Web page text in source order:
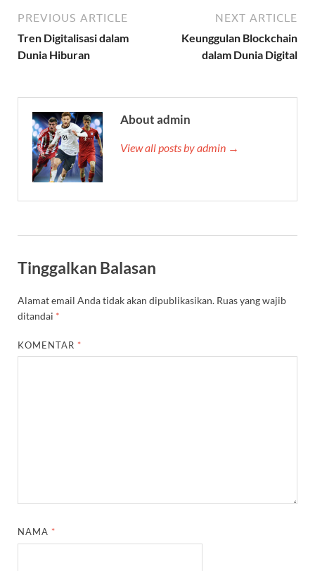
PREVIOUS ARTICLE
Tren Digitalisasi dalam
Dunia Hiburan
NEXT ARTICLE
Keunggulan Blockchain
dalam Dunia Digital
About admin
View all posts by admin →
Tinggalkan Balasan
Alamat email Anda tidak akan dipublikasikan. Ruas yang wajib
ditandai *
KOMENTAR *
NAMA *